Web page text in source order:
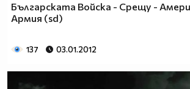
Българската Войска - Срещу -
Армия (sd)
137 03.01.2012